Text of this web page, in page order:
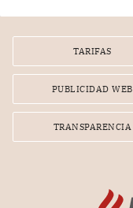
TARIFAS
PUBLICIDAD WEB
TRANSPARENCIA